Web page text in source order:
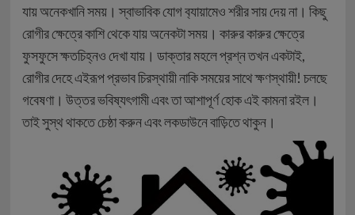
যায় অনেকখানি সময়। স্বাভাবিক যোগ ব‍্যায়ামেও শরীর সায় দেয় না। কিছু
রোগীর ক্ষেত্রে কাশি থেকে যায় অনেকটা সময়। কারুর কারুর ক্ষেত্রে
ফুসফুসে ক্ষতচিহ্ন‌ও দেখা যায়। ডাক্তার মহলে প্রশ্ন তখন একটাই,
রোগীর দেহে এইরূপ প্রভাব চিরস্থায়ী নাকি সময়ের সাথে ক্ষণস্থায়ী! চলছে
গবেষণা। উত্তর ভবিষ্যৎগামী এবং তা আশাপূর্ণ হোক এই কামনা র‌ইল।
তাই সুস্থ থাকতে চেষ্ঠা করুন এবং লকডাউনে বাড়িতে থাকুন।